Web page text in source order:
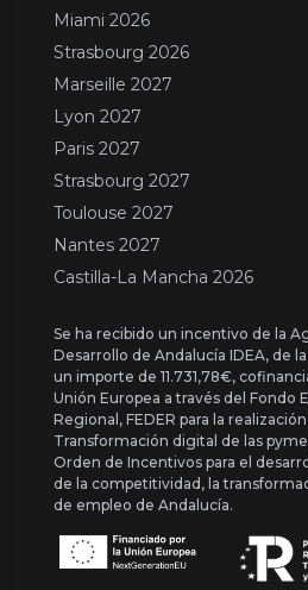
Miami 2026
Strasbourg 2026
Marseille 2027
Lyon 2027
Paris 2027
Strasbourg 2027
Toulouse 2027
Nantes 2027
Castilla-La Mancha 2026
Se ha recibido un incentivo de la
Desarrollo de Andalucía IDEA, de
un importe de 11.731,78€,
Unión Europea a través del Fondo
Regional, FEDER para la
Transformación digital de las
Orden de Incentivos para el
de la competitividad, la
de empleo de Andalucía.